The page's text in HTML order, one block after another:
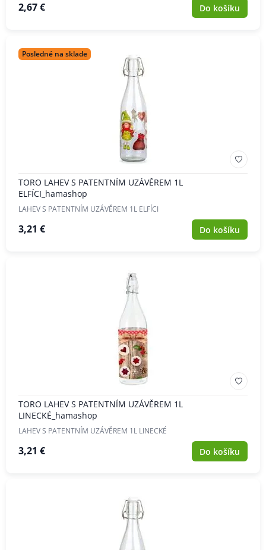
2,67 € Do košíku
Posledné na sklade
TORO LAHEV S PATENTNÍM UZÁVĚREM 1L
ELFÍCI_hamashop
LAHEV S PATENTNÍM UZÁVĚREM 1L ELFÍCI
3,21 € Do košíku
TORO LAHEV S PATENTNÍM UZÁVĚREM 1L
LINECKÉ_hamashop
LAHEV S PATENTNÍM UZÁVĚREM 1L LINECKÉ
3,21 € Do košíku